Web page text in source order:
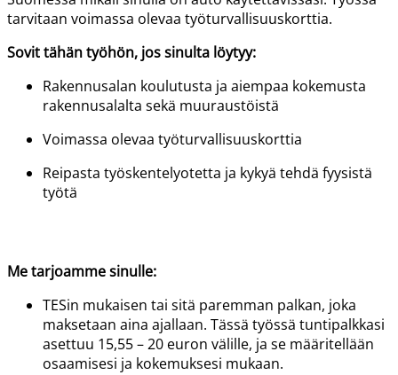
tarvitaan voimassa olevaa työturvallisuuskorttia.
Sovit tähän työhön, jos sinulta löytyy:
Rakennusalan koulutusta ja aiempaa kokemusta
rakennusalalta sekä muuraustöistä
Voimassa olevaa työturvallisuuskorttia
Reipasta työskentelyotetta ja kykyä tehdä fyysistä
työtä
Me tarjoamme sinulle:
TESin mukaisen tai sitä paremman palkan, joka
maksetaan aina ajallaan. Tässä työssä tuntipalkkasi
asettuu 15,55 – 20 euron välille, ja se määritellään
osaamisesi ja kokemuksesi mukaan.